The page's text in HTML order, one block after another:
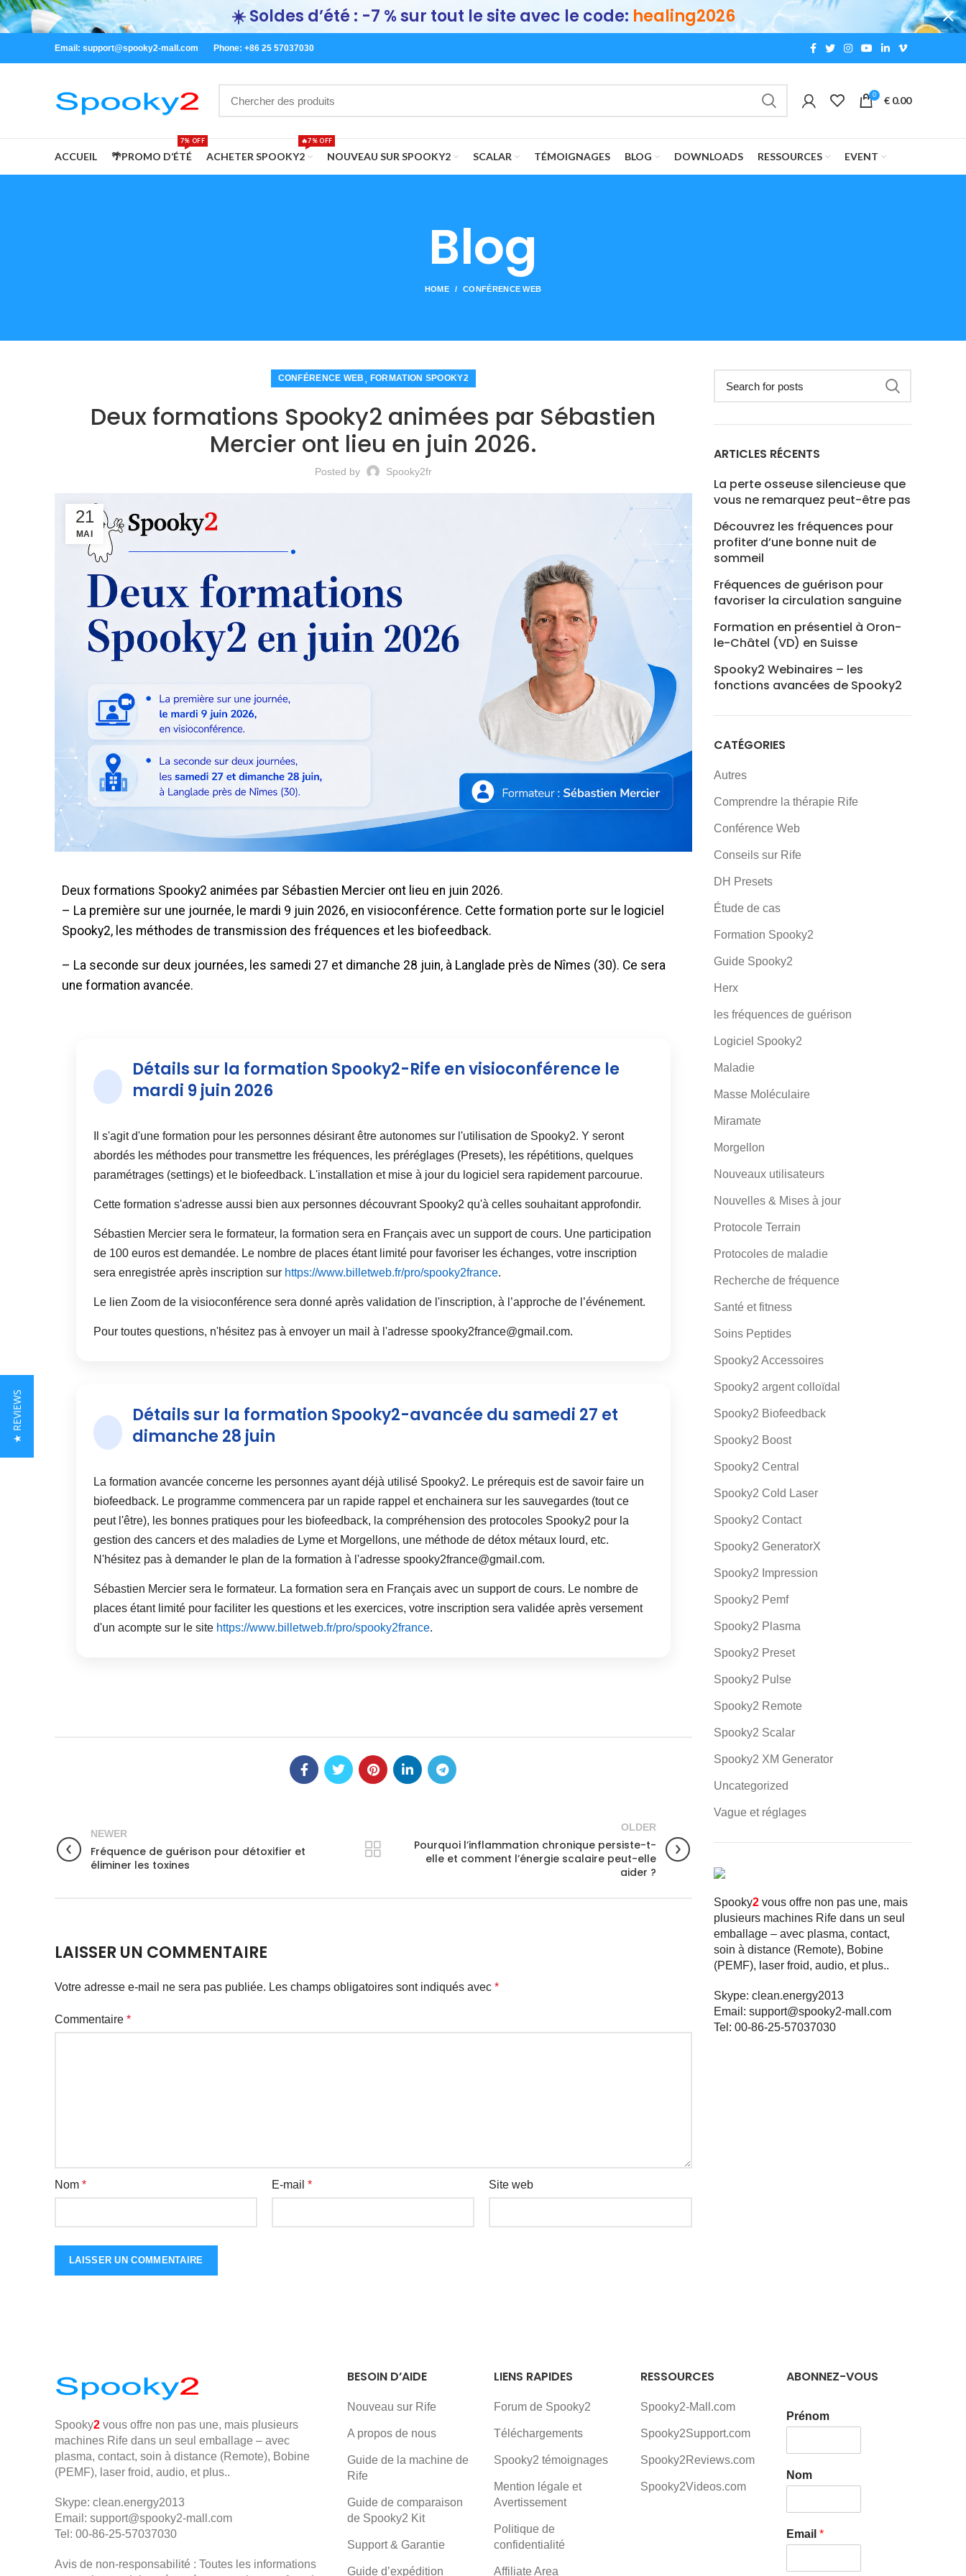
Email: support@spooky2-mall.com Phone: +86 25 57037030
0 € 0.00
ACCUEIL 🌴PROMO D‘ÉTÉ
7% OFF
ACHETER SPOOKY2
🔥7% OFF
NOUVEAU SUR SPOOKY2 SCALAR TÉMOIGNAGES BLOG DOWNLOADS RESSOURCES EVENT
Blog
HOME CONFÉRENCE WEB
CONFÉRENCE WEB , FORMATION SPOOKY2
Deux formations Spooky2 animées par Sébastien
Mercier ont lieu en juin 2026.
Posted by Spooky2fr
21
MAI
Deux formations Spooky2 animées par Sébastien Mercier ont lieu en juin 2026.
– La première sur une journée, le mardi 9 juin 2026, en visioconférence. Cette formation porte sur le logiciel
Spooky2, les méthodes de transmission des fréquences et les biofeedback.
– La seconde sur deux journées, les samedi 27 et dimanche 28 juin, à Langlade près de Nîmes (30). Ce sera
une formation avancée.
Détails sur la formation Spooky2-Rife en visioconférence le
mardi 9 juin 2026
Il s'agit d'une formation pour les personnes désirant être autonomes sur l'utilisation de Spooky2. Y seront
abordés les méthodes pour transmettre les fréquences, les préréglages (Presets), les répétitions, quelques
paramétrages (settings) et le biofeedback. L'installation et mise à jour du logiciel sera rapidement parcourue.
Cette formation s'adresse aussi bien aux personnes découvrant Spooky2 qu'à celles souhaitant approfondir.
Sébastien Mercier sera le formateur, la formation sera en Français avec un support de cours. Une participation
de 100 euros est demandée. Le nombre de places étant limité pour favoriser les échanges, votre inscription
sera enregistrée après inscription sur https://www.billetweb.fr/pro/spooky2france.
Le lien Zoom de la visioconférence sera donné après validation de l'inscription, à l’approche de l’événement.
Pour toutes questions, n'hésitez pas à envoyer un mail à l'adresse spooky2france@gmail.com.
Détails sur la formation Spooky2-avancée du samedi 27 et
dimanche 28 juin
La formation avancée concerne les personnes ayant déjà utilisé Spooky2. Le prérequis est de savoir faire un
biofeedback. Le programme commencera par un rapide rappel et enchainera sur les sauvegardes (tout ce
peut l'être), les bonnes pratiques pour les biofeedback, la compréhension des protocoles Spooky2 pour la
gestion des cancers et des maladies de Lyme et Morgellons, une méthode de détox métaux lourd, etc.
N'hésitez pas à demander le plan de la formation à l'adresse spooky2france@gmail.com.
Sébastien Mercier sera le formateur. La formation sera en Français avec un support de cours. Le nombre de
places étant limité pour faciliter les questions et les exercices, votre inscription sera validée après versement
d'un acompte sur le site https://www.billetweb.fr/pro/spooky2france.
NEWER
Fréquence de guérison pour détoxifier et
éliminer les toxines
OLDER
Pourquoi l’inflammation chronique persiste-t-
elle et comment l’énergie scalaire peut-elle
aider ?
LAISSER UN COMMENTAIRE
Votre adresse e-mail ne sera pas publiée. Les champs obligatoires sont indiqués avec *
Commentaire *
Nom * E-mail* Site web
ARTICLES RÉCENTS
La perte osseuse silencieuse que
vous ne remarquez peut-être pas
Découvrez les fréquences pour
profiter d’une bonne nuit de
sommeil
Fréquences de guérison pour
favoriser la circulation sanguine
Formation en présentiel à Oron-
le-Châtel (VD) en Suisse
Spooky2 Webinaires – les
fonctions avancées de Spooky2
CATÉGORIES
Autres
Comprendre la thérapie Rife
Conférence Web
Conseils sur Rife
DH Presets
Étude de cas
Formation Spooky2
Guide Spooky2
Herx
les fréquences de guérison
Logiciel Spooky2
Maladie
Masse Moléculaire
Miramate
Morgellon
Nouveaux utilisateurs
Nouvelles & Mises à jour
Protocole Terrain
Protocoles de maladie
Recherche de fréquence
Santé et fitness
Soins Peptides
Spooky2 Accessoires
Spooky2 argent colloïdal
Spooky2 Biofeedback
Spooky2 Boost
Spooky2 Central
Spooky2 Cold Laser
Spooky2 Contact
Spooky2 GeneratorX
Spooky2 Impression
Spooky2 Pemf
Spooky2 Plasma
Spooky2 Preset
Spooky2 Pulse
Spooky2 Remote
Spooky2 Scalar
Spooky2 XM Generator
Uncategorized
Vague et réglages
Spooky2vous offre non pas une, mais
plusieurs machines Rife dans un seul
emballage – avec plasma, contact,
soin à distance (Remote), Bobine
(PEMF), laser froid, audio, et plus..
Skype: clean.energy2013
Email: support@spooky2-mall.com
Tel: 00-86-25-57037030
Spooky2 vous offre non pas une, mais plusieurs
machines Rife dans un seul emballage – avec
plasma, contact, soin à distance (Remote), Bobine
(PEMF), laser froid, audio, et plus..
Skype: clean.energy2013
Email: support@spooky2-mall.com
Tel: 00-86-25-57037030
Avis de non-responsabilité : Toutes les informations
BESOIN D’AIDE
Nouveau sur Rife
A propos de nous
Guide de la machine de
Rife
Guide de comparaison
de Spooky2 Kit
Support & Garantie
Guide d’expédition
LIENS RAPIDES
Forum de Spooky2
Téléchargements
Spooky2 témoignages
Mention légale et
Avertissement
Politique de
confidentialité
Affiliate Area
RESSOURCES
Spooky2-Mall.com
Spooky2Support.com
Spooky2Reviews.com
Spooky2Videos.com
ABONNEZ-VOUS
Prénom
Nom
Email*
☀️ Soldes d’été : -7 % sur tout le site avec le code: healing2026
★ REVIEWS